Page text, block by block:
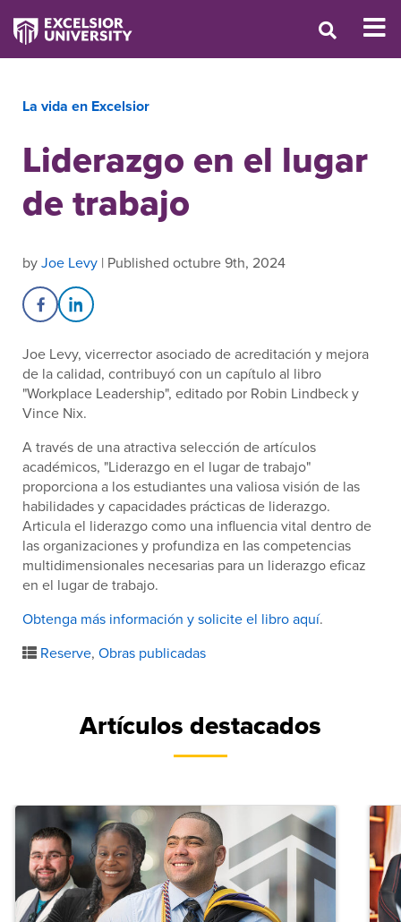
La vida en Excelsior
Liderazgo en el lugar
de trabajo
byJoe Levy | Published octubre 9th, 2024
Share on Facebook
Share on LinkedIn
Joe Levy, vicerrector asociado de acreditación y mejora
de la calidad, contribuyó con un capítulo al libro
"Workplace Leadership", editado por Robin Lindbeck y
Vince Nix.
A través de una atractiva selección de artículos
académicos, "Liderazgo en el lugar de trabajo"
proporciona a los estudiantes una valiosa visión de las
habilidades y capacidades prácticas de liderazgo.
Articula el liderazgo como una influencia vital dentro de
las organizaciones y profundiza en las competencias
multidimensionales necesarias para un liderazgo eficaz
en el lugar de trabajo.
Obtenga más información y solicite el libro aquí.
Reserve, Obras publicadas
Artículos destacados